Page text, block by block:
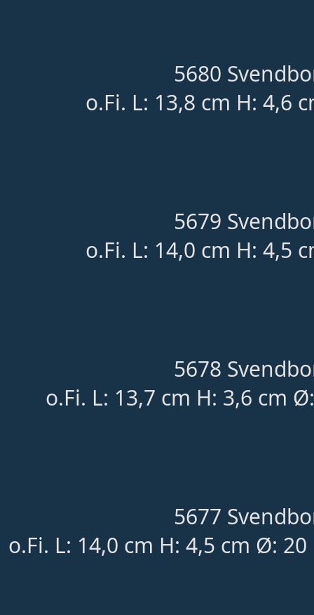
5680
o.Fi. L: 13,8 cm H: 4,6
5679
o.Fi. L: 14,0 cm H: 4,5
5678
o.Fi. L: 13,7 cm H: 3,6 cm
5677
o.Fi. L: 14,0 cm H: 4,5 cm Ø: